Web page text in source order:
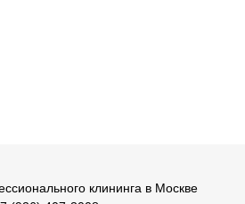
клининга в Москве